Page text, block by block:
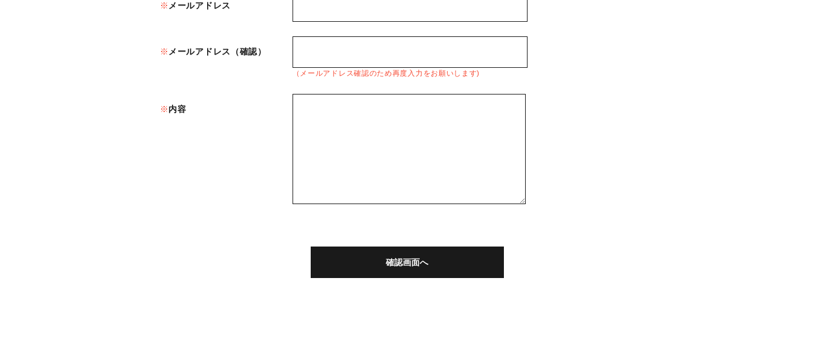
メールアドレス
メールアドレス（確認）
（メールアドレス確認のため再度入力をお願いします)
内容